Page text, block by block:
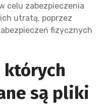
celu zabezpieczenia
utratą, poprzez
fizycznych
których
są pliki